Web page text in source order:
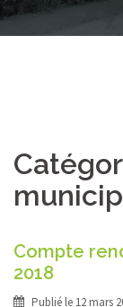
Compte
2018
Publié le 12 mars